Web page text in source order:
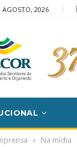
AGOSTO, 2026
Na mídia